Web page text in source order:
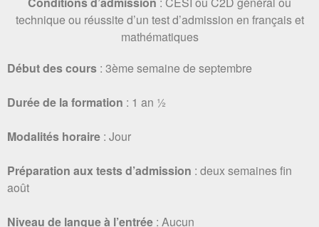
technique ou réussite d’un test d’admission en français et
mathématiques
Début des cours : 3ème semaine de septembre
Durée de la formation : 1 an ½
Modalités horaire : Jour
Préparation aux testsd’admission : deux semaines fin
août
Niveau de langue à l’entrée : Aucun